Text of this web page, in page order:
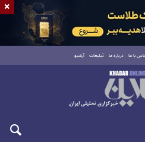
با ما درباره ما تبلیغات آرشیو
×